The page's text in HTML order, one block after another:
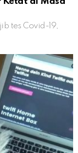
tes Covid-19,